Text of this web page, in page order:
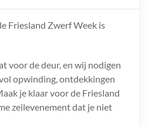
Friesland Zwerf Week is
voor de deur, en wij nodigen
opwinding, ontdekkingen
je klaar voor de Friesland
zeilevenement dat je niet